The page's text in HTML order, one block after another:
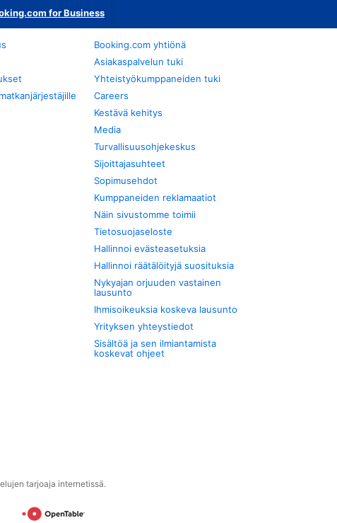
for Business
Booking.com yhtiönä
Asiakaspalvelun tuki
Yhteistyökumppaneiden tuki
Careers
Kestävä kehitys
Media
Turvallisuusohjekeskus
Sijoittajasuhteet
Sopimusehdot
Kumppaneiden reklamaatiot
Näin sivustomme toimii
Tietosuojaseloste
Hallinnoi evästeasetuksia
Hallinnoi räätälöityjä suosituksia
Nykyajan orjuuden vastainen
lausunto
Ihmisoikeuksia koskeva lausunto
Yrityksen yhteystiedot
Sisältöä ja sen ilmiantamista
koskevat ohjeet
tarjoaja internetissä.